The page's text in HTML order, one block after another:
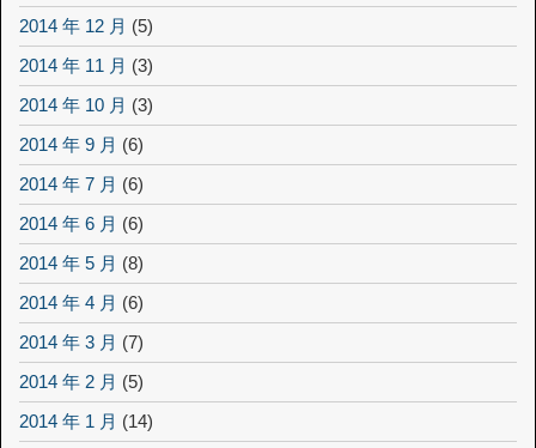
2014 年 12 月 (5)
2014 年 11 月 (3)
2014 年 10 月 (3)
2014 年 9 月 (6)
2014 年 7 月 (6)
2014 年 6 月 (6)
2014 年 5 月 (8)
2014 年 4 月 (6)
2014 年 3 月 (7)
2014 年 2 月 (5)
2014 年 1 月 (14)